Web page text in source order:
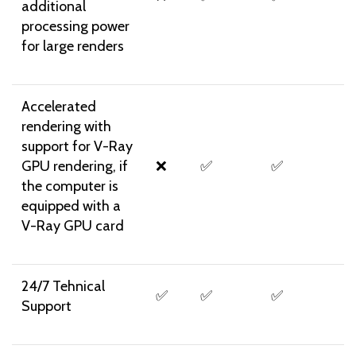
additional
processing power
for large renders
Accelerated
rendering with
support for V-Ray
GPU rendering, if
the computer is
equipped with a
V-Ray GPU card
❌ ✅ ✅
24/7 Tehnical
Support
✅ ✅ ✅